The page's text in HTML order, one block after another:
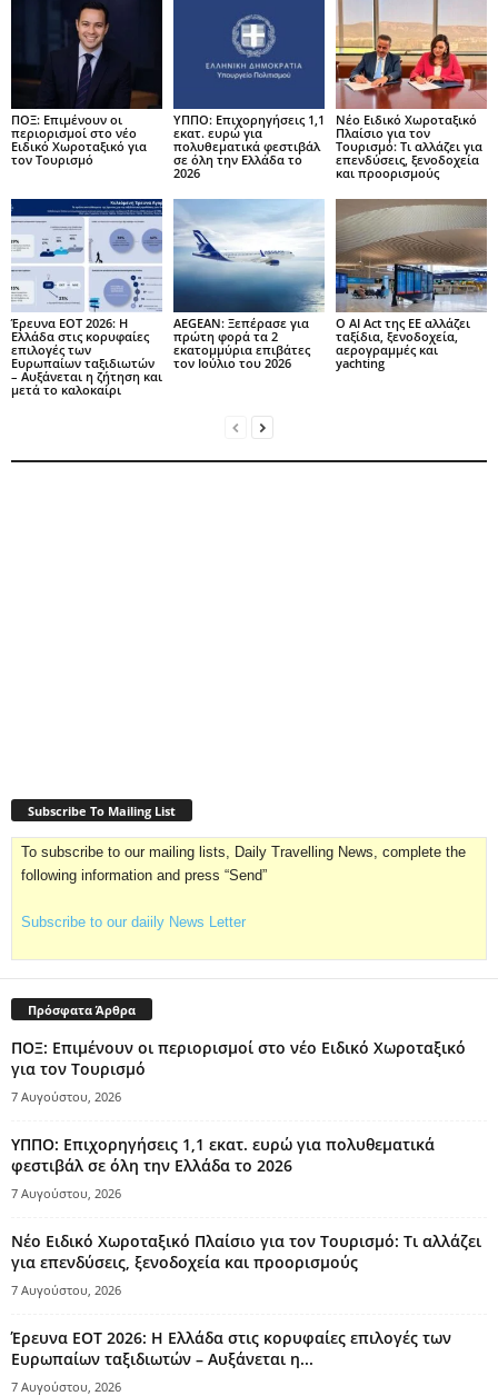
ΠΟΞ: Επιμένουν οι
περιορισμοί στο νέο
Ειδικό Χωροταξικό για
τον Τουρισμό
ΥΠΠΟ: Επιχορηγήσεις 1,1
εκατ. ευρώ για
πολυθεματικά φεστιβάλ
σε όλη την Ελλάδα το
2026
Νέο Ειδικό Χωροταξικό
Πλαίσιο για τον
Τουρισμό: Τι αλλάζει για
επενδύσεις, ξενοδοχεία
και προορισμούς
Έρευνα ΕΟΤ 2026: Η
Ελλάδα στις κορυφαίες
επιλογές των
Ευρωπαίων ταξιδιωτών
– Αυξάνεται η ζήτηση και
μετά το καλοκαίρι
AEGEAN: Ξεπέρασε για
πρώτη φορά τα 2
εκατομμύρια επιβάτες
τον Ιούλιο του 2026
Ο AI Act της ΕΕ αλλάζει
ταξίδια, ξενοδοχεία,
αερογραμμές και
yachting
Subscribe To Mailing List
To subscribe to our mailing lists, Daily Travelling News, complete the
following information and press “Send”
Subscribe to our daiily News Letter
Πρόσφατα Άρθρα
ΠΟΞ: Επιμένουν οι περιορισμοί στο νέο Ειδικό Χωροταξικό
για τον Τουρισμό
7 Αυγούστου, 2026
ΥΠΠΟ: Επιχορηγήσεις 1,1 εκατ. ευρώ για πολυθεματικά
φεστιβάλ σε όλη την Ελλάδα το 2026
7 Αυγούστου, 2026
Νέο Ειδικό Χωροταξικό Πλαίσιο για τον Τουρισμό: Τι αλλάζει
για επενδύσεις, ξενοδοχεία και προορισμούς
7 Αυγούστου, 2026
Έρευνα ΕΟΤ 2026: Η Ελλάδα στις κορυφαίες επιλογές των
Ευρωπαίων ταξιδιωτών – Αυξάνεται η...
7 Αυγούστου, 2026